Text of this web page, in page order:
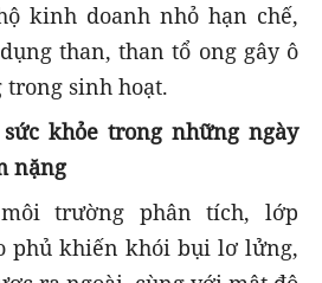
kinh doanh nhỏ hạn chế,
than, than tổ ong gây ô
sinh hoạt.
khỏe trong những ngày
nặng
trường phân tích, lớp
phủ khiến khói bụi lơ lửng,